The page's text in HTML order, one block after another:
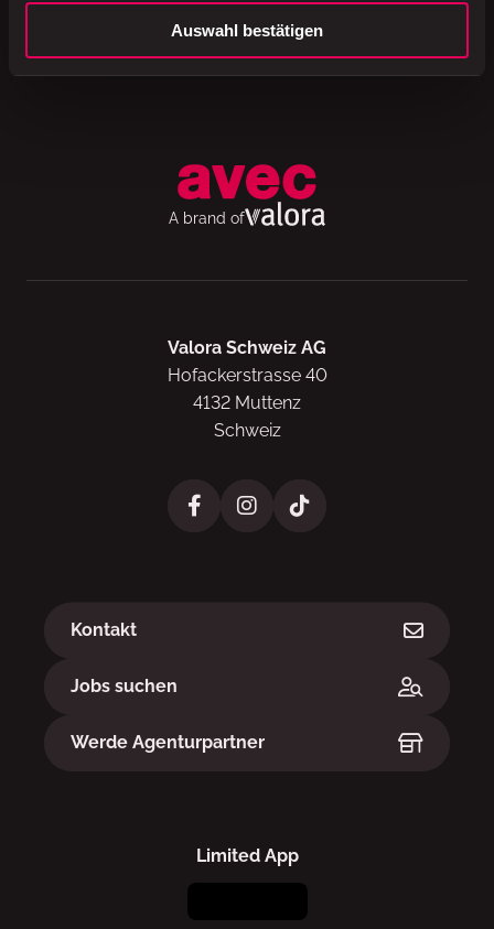
Auswahl bestätigen
Kunststoff
A brand of
Valora Schweiz AG
Hofackerstrasse 40
4132 Muttenz
Schweiz
Kontakt
Jobs suchen
Werde Agenturpartner
Limited App